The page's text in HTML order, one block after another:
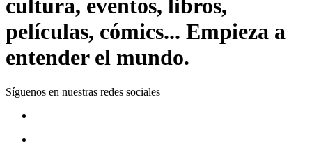
cultura, eventos, libros,
películas, cómics... Empieza a
entender el mundo.
Síguenos en nuestras redes sociales